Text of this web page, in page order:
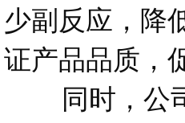
少副反应，降
证产品品质，
同时，公司